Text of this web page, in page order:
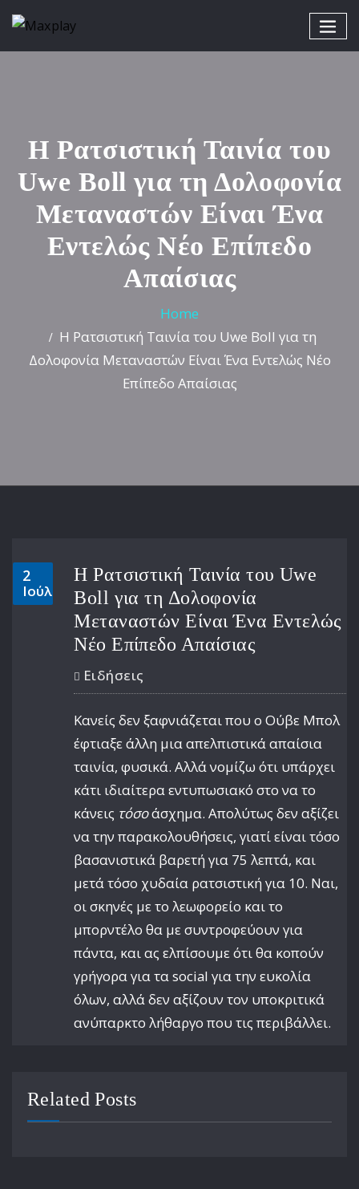
Η Ρατσιστική Ταινία του
Uwe Boll για τη Δολοφονία
Μεταναστών Είναι Ένα
Εντελώς Νέο Επίπεδο
Απαίσιας
Home
Η Ρατσιστική Ταινία του Uwe Boll για τη
Δολοφονία Μεταναστών Είναι Ένα Εντελώς Νέο
Επίπεδο Απαίσιας
2
Ιούλ
Η Ρατσιστική Ταινία του Uwe
Boll για τη Δολοφονία
Μεταναστών Είναι Ένα Εντελώς
Νέο Επίπεδο Απαίσιας
Ειδήσεις
Κανείς δεν ξαφνιάζεται που ο Ούβε Μπολ
έφτιαξε άλλη μια απελπιστικά απαίσια
ταινία, φυσικά. Αλλά νομίζω ότι υπάρχει
κάτι ιδιαίτερα εντυπωσιακό στο να το
κάνεις τόσοάσχημα. Απολύτως δεν αξίζει
να την παρακολουθήσεις, γιατί είναι τόσο
βασανιστικά βαρετή για 75 λεπτά, και
μετά τόσο χυδαία ρατσιστική για 10. Ναι,
οι σκηνές με το λεωφορείο και το
μπορντέλο θα με συντροφεύουν για
πάντα, και ας ελπίσουμε ότι θα κοπούν
γρήγορα για τα social για την ευκολία
όλων, αλλά δεν αξίζουν τον υποκριτικά
ανύπαρκτο λήθαργο που τις περιβάλλει.
Related Posts